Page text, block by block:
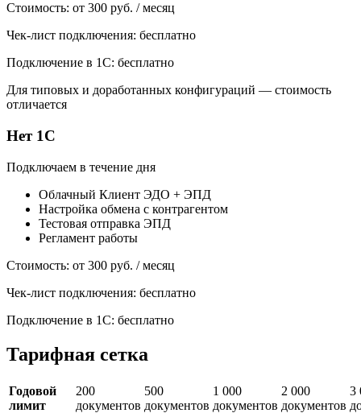
Стоимость: от 300 руб. / месяц
Чек-лист подключения: бесплатно
Подключение в 1С: бесплатно
Для типовых и доработанных конфигураций — стоимость
отличается
Нет 1С
Подключаем в течение дня
Облачный Клиент ЭДО + ЭПД
Настройка обмена с контрагентом
Тестовая отправка ЭПД
Регламент работы
Стоимость: от 300 руб. / месяц
Чек-лист подключения: бесплатно
Подключение в 1С: бесплатно
Тарифная сетка
Годовой
лимит
200
документов
500
документов
1 000
документов
2 000
документов
3